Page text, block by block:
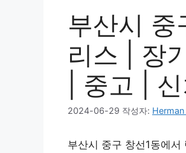
부산시 중
리스 | 장
| 중고 |
2024-06-29 작성자:
부산시 중구 창선1동에서